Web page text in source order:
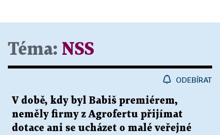
Téma: NSS
ODEBÍRAT
V době, kdy byl Babiš premiérem,
neměly firmy z Agrofertu přijímat
dotace ani se ucházet o malé veřejné